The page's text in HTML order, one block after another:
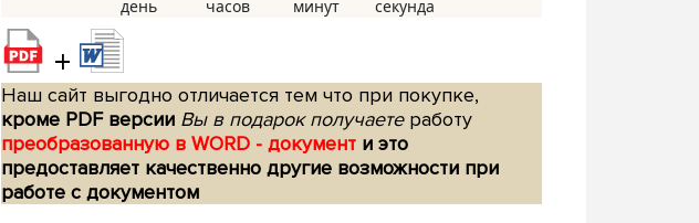
+
Наш сайт выгодно отличается тем что при покупке,
кроме PDF версии Вы в подарок получаетеработу
преобразованную в WORD - документ и это
предоставляет качественно другие возможности при
работе с документом